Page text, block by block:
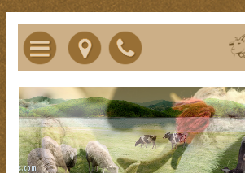
Kurban Paylaş
kurbanpaylas.com